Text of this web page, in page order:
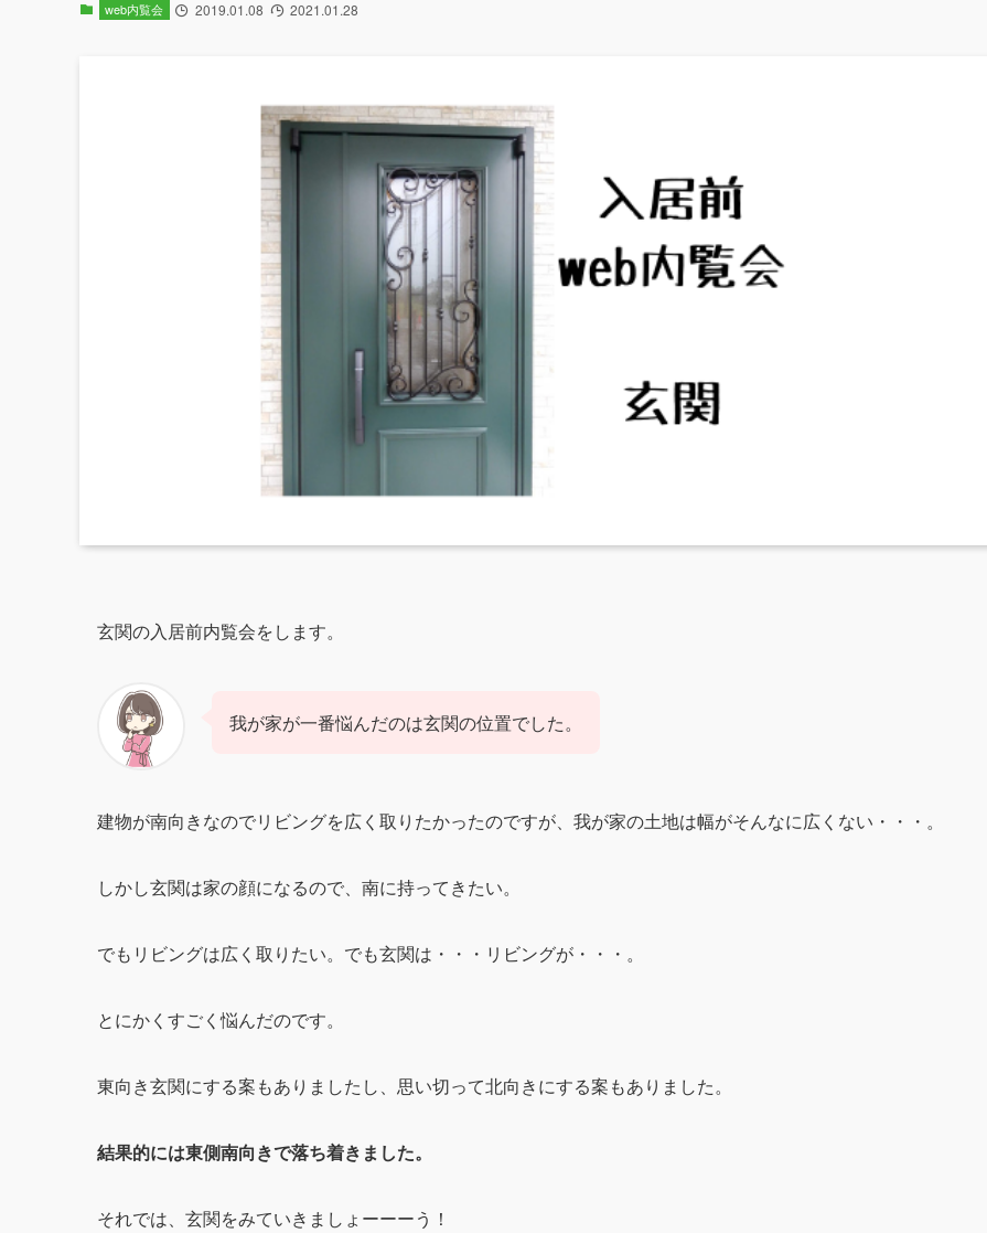
web内覧会 2019.01.08 2021.01.28
玄関の入居前内覧会をします。
我が家が一番悩んだのは玄関の位置でした。
建物が南向きなのでリビングを広く取りたかったのですが、我が家の土地は幅がそんなに広くない・・・。
しかし玄関は家の顔になるので、南に持ってきたい。
でもリビングは広く取りたい。でも玄関は・・・リビングが・・・。
とにかくすごく悩んだのです。
東向き玄関にする案もありましたし、思い切って北向きにする案もありました。
結果的には東側南向きで落ち着きました。
それでは、玄関をみていきましょーーーう！